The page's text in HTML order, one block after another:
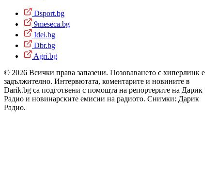
Dsport.bg
9meseca.bg
Idei.bg
Dbr.bg
Agri.bg
© 2026 Всички права запазени. Позоваването с хиперлинк е
задължително. Интервютата, коментарите и новините в
Darik.bg са подготвени с помощта на репортерите на Дарик
Радио и новинарските емисии на радиото. Снимки: Дарик
Радио.